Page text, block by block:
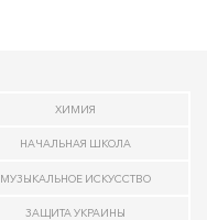
ХИМИЯ
НАЧАЛЬНАЯ ШКОЛА
МУЗЫКАЛЬНОЕ ИСКУССТВО
ЗАЩИТА УКРАИНЫ